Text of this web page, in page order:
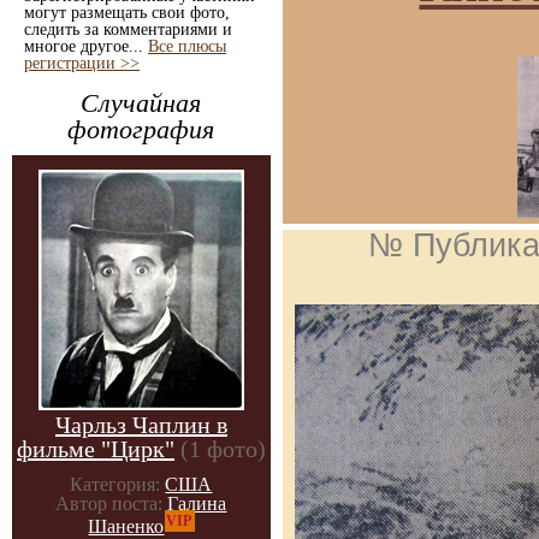
могут размещать свои фото,
следить за комментариями и
многое другое... Все плюсы
регистрации >>
Случайная
фотография
Чарльз Чаплин в
фильме "Цирк" (1 фото)
Категория: США
Автор поста: Галина
ШаненкоVIP
№